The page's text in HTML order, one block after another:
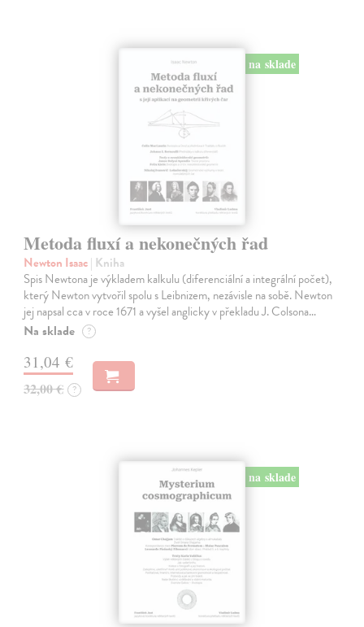
na sklade
Metoda fluxí a nekonečných řad
Newton Isaac| Kniha
Spis Newtona je výkladem kalkulu (diferenciální a integrální počet),
který Newton vytvořil spolu s Leibnizem, nezávisle na sobě. Newton
jej napsal cca v roce 1671 a vyšel anglicky v překladu J. Colsona…
Na sklade ?
31,04 €
32,00 € ?
na sklade